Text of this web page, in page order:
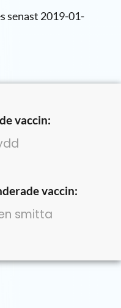
senast 2019-01-
vaccin:
vaccin:
smitta